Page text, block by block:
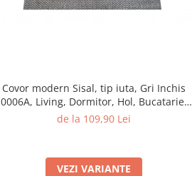
Covor modern Sisal, tip iuta, Gri Inchis
0006A, Living, Dormitor, Hol, Bucatarie,
200 x 290 cm
de la 109,90 Lei
VEZI VARIANTE